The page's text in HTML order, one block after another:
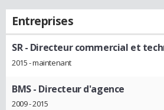
Entreprises
SR- Directeur commercial et
2015 - maintenant
BMS- Directeur d'agence
2009 - 2015